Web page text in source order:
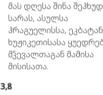
მას დღესა შინა
სარას, ასულსა
ჰრაგუელისსა,
ხუჟიკეთისასა
მჴევალთაგან მამისა
მისისათა.
3,8